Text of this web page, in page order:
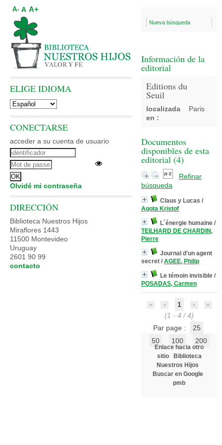
Nueva búsqueda
Información de la
editorial
Editions du
Seuil
localizada
en :
Paris
Documentos
disponibles de esta
editorial (4)
Refinar
búsqueda
Claus y Lucas /
Agota Kristof
L´énergie humaine /
TEILHARD DE CHARDIN,
Pierre
Journal d'un agent
secret / AGEE, Philip
Le témoin invisible /
POSADAS, Carmen
1
(1 - 4 / 4)
Par page :
25
50
100 200
Enlace hacia otro
sitio
Biblioteca
Nuestros Hijos
Buscar en Google
pmb
A- A A+
ELIGE IDIOMA
CONECTARSE
acceder a su cuenta de usuario
Olvidé mi contraseña
DIRECCIÓN
Biblioteca Nuestros Hijos
Miraflores 1443
11500 Montevideo
Uruguay
2601 90 99
contacto